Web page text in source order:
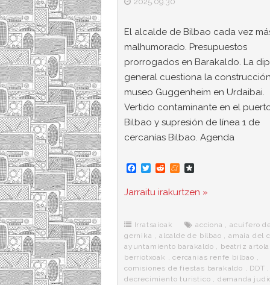
El alcalde de Bilbao cada vez
malhumorado. Presupuestos
prorrogados en Barakaldo. La
general cuestiona la
museo Guggenheim en Urdaibai.
Vertido contaminante en el
Bilbao y supresión de línea 1 de
cercanías Bilbao. Agenda
F
e
o
k
T
t
r
R
d
d
M
n
e
e
s
r
a
Jarraitu irakurtzen »
Irratsaioak acciona ,acuifero
gernika ,alcalde de bilbao ,amaia del
ayuntamiento barakaldo , beatriz
berriotxoak ,cercanias renfe bilbao ,
comisiones de fiestas barakaldo , DDT ,
decrecimiento turistico , demanda